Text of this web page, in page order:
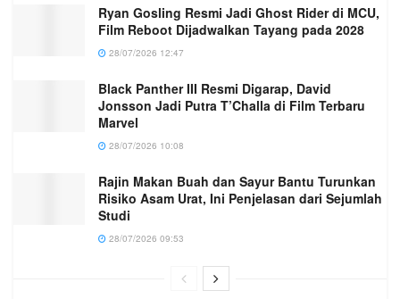
Ryan Gosling Resmi Jadi Ghost Rider di MCU,
Film Reboot Dijadwalkan Tayang pada 2028
28/07/2026 12:47
Black Panther III Resmi Digarap, David
Jonsson Jadi Putra T’Challa di Film Terbaru
Marvel
28/07/2026 10:08
Rajin Makan Buah dan Sayur Bantu Turunkan
Risiko Asam Urat, Ini Penjelasan dari Sejumlah
Studi
28/07/2026 09:53